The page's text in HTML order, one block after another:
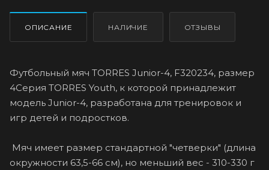
ОПИСАНИЕ НАЛИЧИЕ ОТЗЫВЫ
Футбольный мяч TORRES Junior-4, F320234, размер
4Серия TORRES Youth, к которой принадлежит
модель Junior-4, разработана для тренировок и
игр детей и подростков.
Мяч имеет размер стандартной "четверки" (длина
окружности 63,5-66 см), но меньший вес - 310-330 г